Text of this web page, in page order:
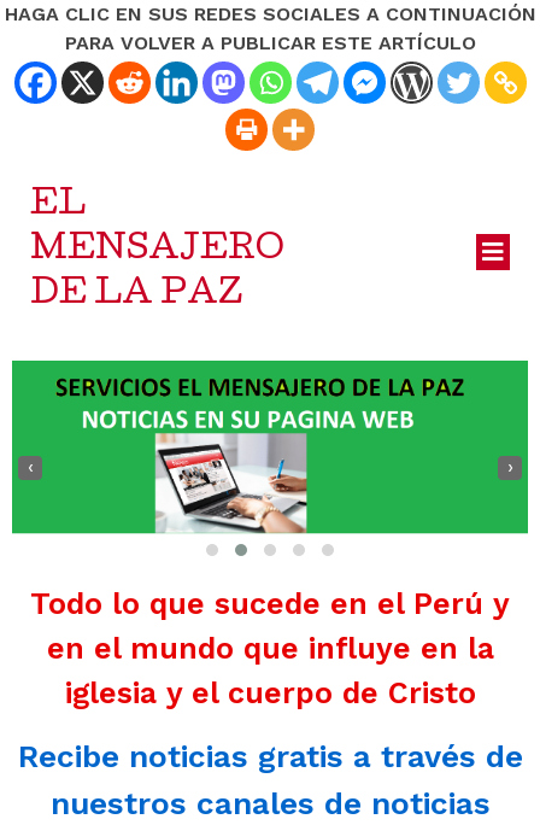
HAGA CLIC EN SUS REDES SOCIALES A CONTINUACIÓN
PARA VOLVER A PUBLICAR ESTE ARTÍCULO
EL
MENSAJERO
DE LA PAZ
‹ ›
Todo lo que sucede en el Perú y
en el mundo que influye en la
iglesia y el cuerpo de Cristo
Recibe noticias gratis a través de
nuestros canales de noticias